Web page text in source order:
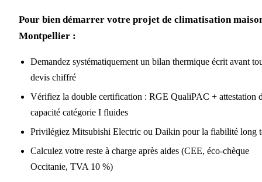
Pour bien démarrer votre projet de climatisation
Montpellier :
Demandez systématiquement un bilan thermique écrit avant
devis chiffré
Vérifiez la double certification : RGE QualiPAC + attestation
capacité catégorie I fluides
Privilégiez Mitsubishi Electric ou Daikin pour la fiabilité long
Calculez votre reste à charge après aides (CEE, éco-chèque
Occitanie, TVA 10 %)